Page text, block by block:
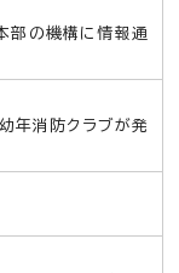
部の機構に情報通
年消防クラブが発